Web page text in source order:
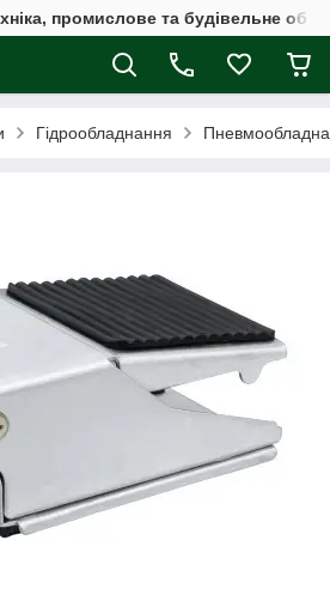
промислове та будівельне
Гідрообладнання